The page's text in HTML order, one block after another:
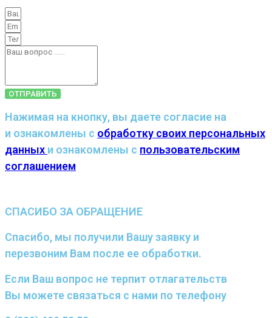
ОТПРАВИТЬ
Нажимая на кнопку, вы даете согласие на
и ознакомлены с обработку своих персональных
данных и ознакомлены с пользовательским
соглашением
СПАСИБО ЗА ОБРАЩЕНИЕ
Спасибо, мы получили Вашу заявку и
перезвоним Вам после ее обработки.
Если Ваш вопрос не терпит отлагательств
Вы можете связаться с нами по телефону